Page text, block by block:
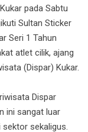
pada Sabtu
Sultan Sticker
Seri 1 Tahun
atlet cilik, ajang
(Dispar) Kukar.
Dispar
ini sangat luar
sekaligus.